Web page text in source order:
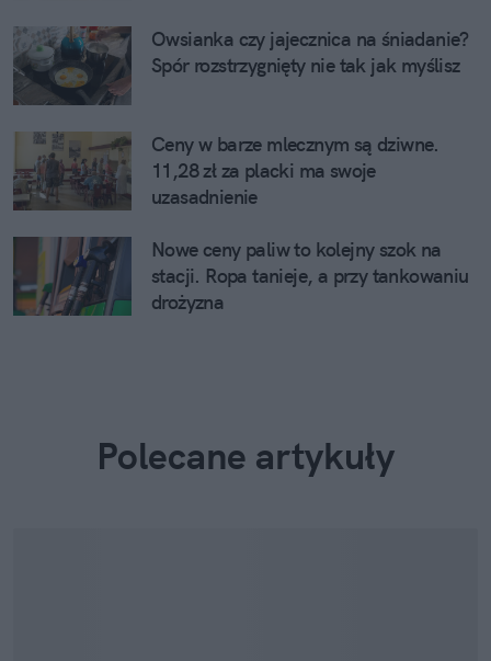
Owsianka czy jajecznica na śniadanie?
Spór rozstrzygnięty nie tak jak myślisz
Ceny w barze mlecznym są dziwne.
11,28 zł za placki ma swoje
uzasadnienie
Nowe ceny paliw to kolejny szok na
stacji. Ropa tanieje, a przy tankowaniu
drożyzna
Polecane artykuły